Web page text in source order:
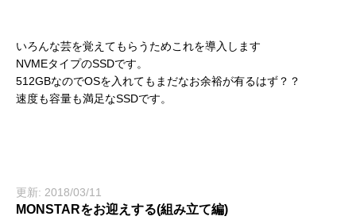
いろんな芸を覚えてもらうためこれを導入します
NVMEタイプのSSDです。
512GBなのでOSを入れてもまだなお余裕が有るはず？？
速度も容量も満足なSSDです。
更新: 2018/03/11
MONSTARをお迎えする(組み立て編)